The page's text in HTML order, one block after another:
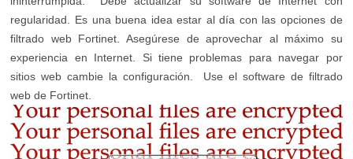
regularidad. Es una buena idea estar al día con las opciones de
filtrado web Fortinet. Asegúrese de aprovechar al máximo su
experiencia en Internet. Si tiene problemas para navegar por
sitios web cambie la configuración. Use el software de filtrado
web de Fortinet.